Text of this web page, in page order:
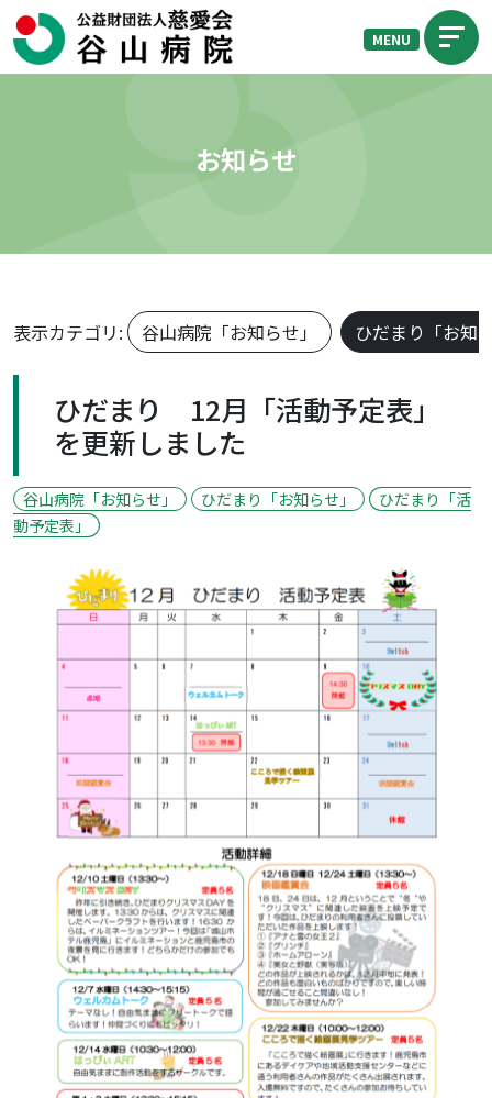
MENU
お知らせ
表示カテゴリ: 谷山病院「お知らせ」 ひだまり「お知
ひだまり 12月「活動予定表」
を更新しました
谷山病院「お知らせ」 ひだまり「お知らせ」
ひだまり「活
動予定表」